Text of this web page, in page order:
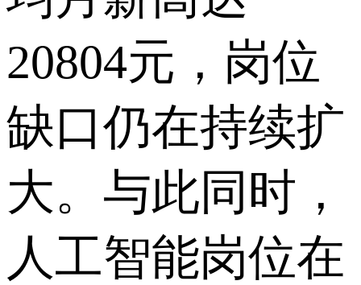
20804元，岗位
缺口仍在持续扩
大。与此同时，
人工智能岗位在